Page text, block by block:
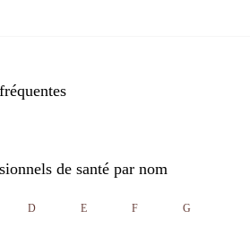
de santé par nom
D E F G